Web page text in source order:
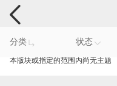
智能产品反馈
分类 状态
本版块或指定的范围内尚无主题